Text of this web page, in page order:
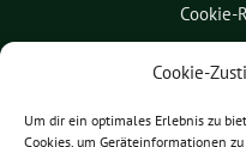
Cookie-
Um dir ein optimales Erlebnis zu
Cookies, um Geräteinformationen
Cookie-